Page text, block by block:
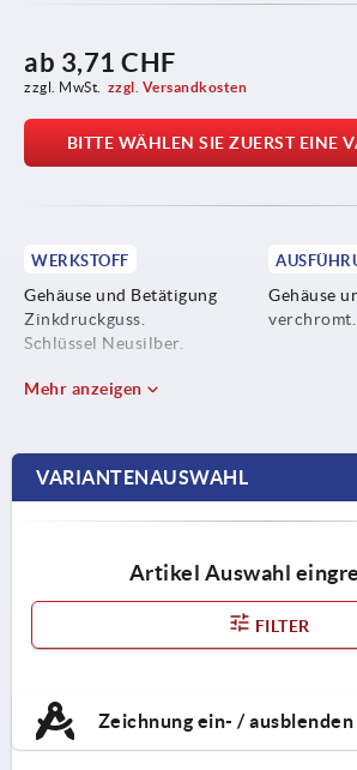
ab 3,71 CHF
zzgl. MwSt. zzgl. Versandkosten
BITTE WÄHLEN SIE ZUERST EINE
WERKSTOFF
Gehäuse und Betätigung
Zinkdruckguss.
Schlüssel Neusilber.
Gehäuse
verchromt.
Mehr anzeigen
VARIANTENAUSWAHL
Artikel Auswahl
FILTER
Zeichnung ein- / ausblenden